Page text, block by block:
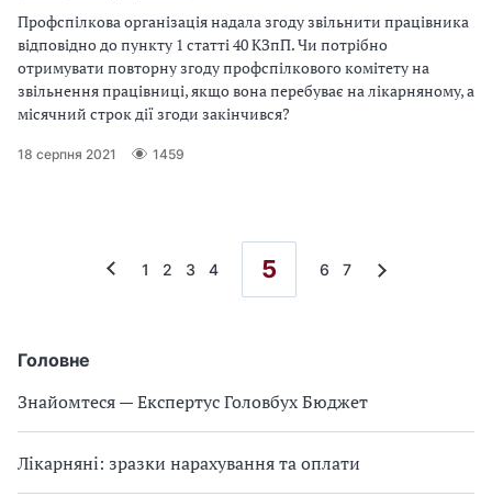
Головне
Знайомтеся — Експертус Головбух Бюджет
Лікарняні: зразки нарахування та оплати
Профспілкова організація надала згоду звільнити працівника
відповідно до пункту 1 статті 40 КЗпП. Чи потрібно
отримувати повторну згоду профспілкового комітету на
звільнення працівниці, якщо вона перебуває на лікарняному, а
місячний строк дії згоди закінчився?
18 серпня 2021 1459
1 2 3 4 5 6 7